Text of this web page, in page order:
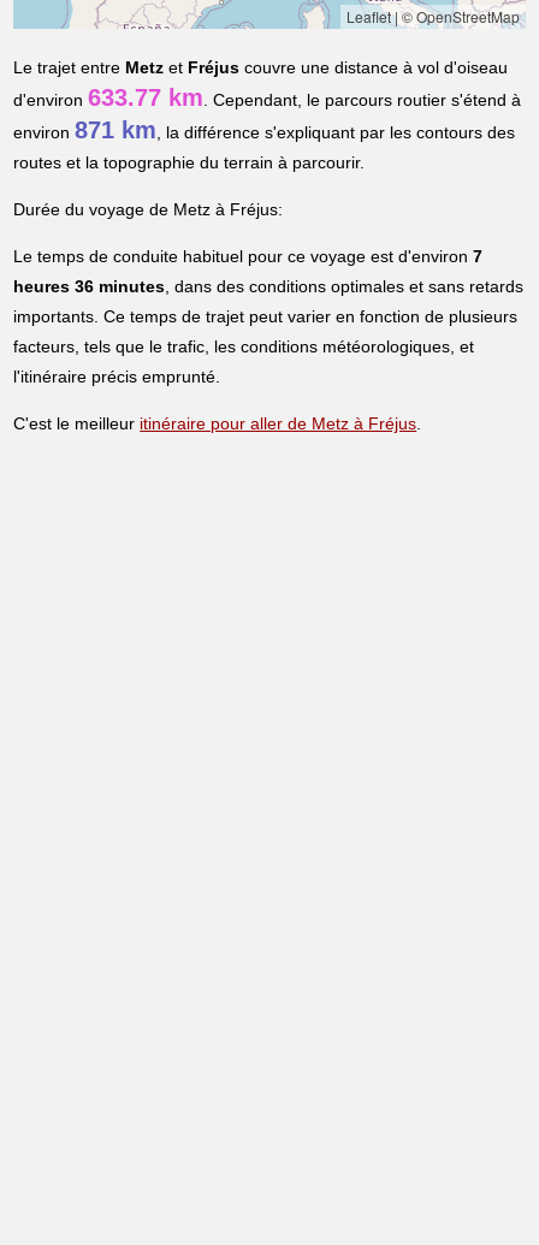
Leaflet|© OpenStreetMap
Le trajet entre Metz et Fréjus couvre une distance à vol d'oiseau
d'environ633.77 km. Cependant, le parcours routier s'étend à
environ871 km, la différence s'expliquant par les contours des
routes et la topographie du terrain à parcourir.
Durée du voyage de Metz à Fréjus:
Le temps de conduite habituel pour ce voyage est d'environ7
heures 36 minutes, dans des conditions optimales et sans retards
importants. Ce temps de trajet peut varier en fonction de plusieurs
facteurs, tels que le trafic, les conditions météorologiques, et
l'itinéraire précis emprunté.
C'est le meilleur itinéraire pour aller de Metz à Fréjus.